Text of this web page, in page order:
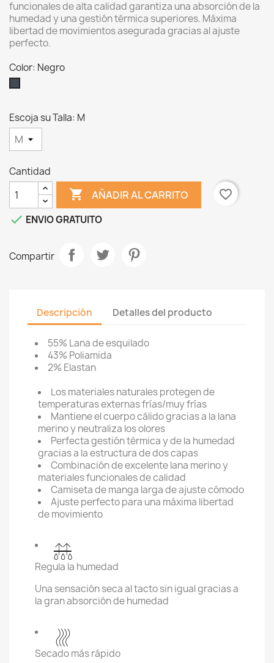
funcionales de alta calidad garantiza una absorción de la
humedad y una gestión térmica superiores. Máxima
libertad de movimientos asegurada gracias al ajuste
perfecto.
Color: Negro
Escoja su Talla: M
Cantidad
 AÑADIR AL CARRITO
favorite_border
 ENVIO GRATUITO
Compartir
Descripción Detalles del producto
55% Lana de esquilado
43% Poliamida
2% Elastan
Los materiales naturales protegen de
temperaturas externas frías/muy frías
Mantiene el cuerpo cálido gracias a la lana
merino y neutraliza los olores
Perfecta gestión térmica y de la humedad
gracias a la estructura de dos capas
Combinación de excelente lana merino y
materiales funcionales de calidad
Camiseta de manga larga de ajuste cómodo
Ajuste perfecto para una máxima libertad
de movimiento
Regula la humedad
Una sensación seca al tacto sin igual gracias a
la gran absorción de humedad
Secado más rápido